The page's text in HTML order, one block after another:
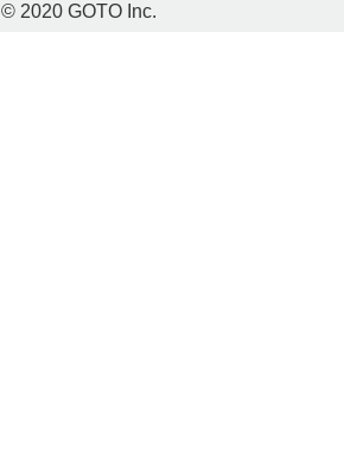
© 2020 GOTO Inc.